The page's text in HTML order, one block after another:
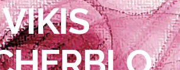
VIKIS